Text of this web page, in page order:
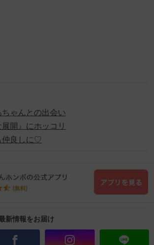
ゃんとの出会い
開』にホッコリ
仲良しに♡
新情報をお届け